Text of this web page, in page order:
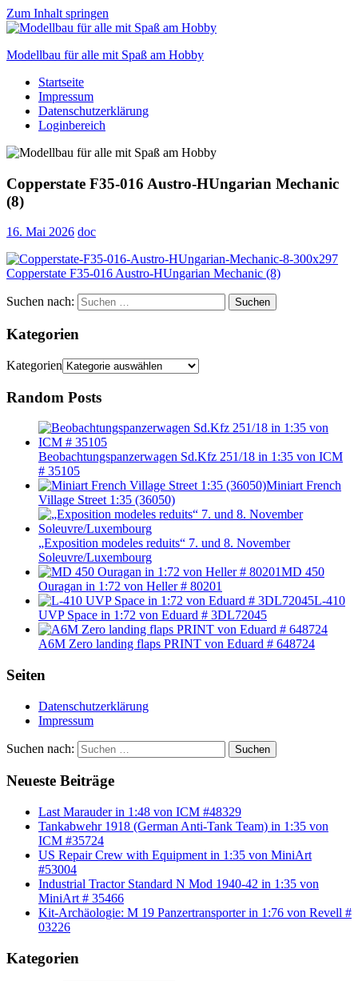
Zum Inhalt springen
Modellbau für alle mit Spaß am Hobby
Scale
modelling
to
Startseite
Impressum
Datenschutzerklärung
Loginbereich
Copperstate F35-016 Austro-HUngarian Mechanic
(8)
16. Mai 2026 doc
Suchen nach: Suchen
Kategorien
Kategorien
Random Posts
Beobachtungspanzerwagen Sd.Kfz 251/18 in 1:35 von ICM
# 35105
Miniart French
Village Street 1:35 (36050)
„Exposition modeles reduits“ 7. und 8. November
Soleuvre/Luxembourg
MD 450
Ouragan in 1:72 von Heller # 80201
L-410
UVP Space in 1:72 von Eduard # 3DL72045
A6M Zero landing flaps PRINT von Eduard # 648724
Seiten
Datenschutzerklärung
Impressum
Suchen nach: Suchen
Neueste Beiträge
Last Marauder in 1:48 von ICM #48329
Tankabwehr 1918 (German Anti-Tank Team) in 1:35 von
ICM #35724
US Repair Crew with Equipment in 1:35 von MiniArt
#53004
Industrial Tractor Standard N Mod 1940-42 in 1:35 von
MiniArt # 35466
Kit-Archäologie: M 19 Panzertransporter in 1:76 von Revell #
03226
Kategorien